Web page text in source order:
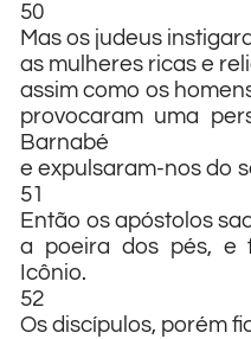
50
Mas os judeus
as mulheres ricas e
assim como os
provocaram uma
Barnabé
e expulsaram-nos do
51
Então os apóstolos
a poeira dos pés, e
Icônio.
52
Os discípulos, porém